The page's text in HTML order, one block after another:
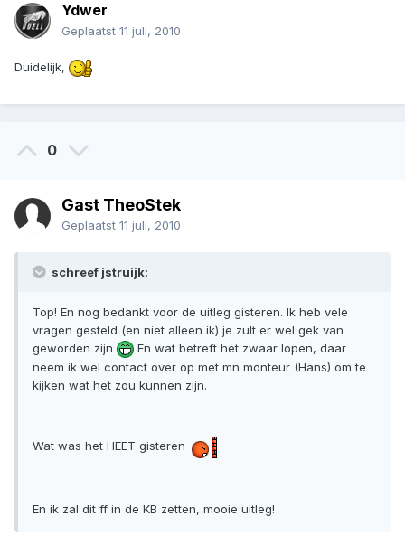
Ydwer
Geplaatst 11 juli, 2010
Duidelijk,
0
Gast TheoStek
Geplaatst 11 juli, 2010
schreef jstruijk:
Top! En nog bedankt voor de uitleg gisteren. Ik heb vele
vragen gesteld (en niet alleen ik) je zult er wel gek van
geworden zijn
En wat betreft het zwaar lopen, daar
neem ik wel contact over op met mn monteur (Hans) om te
kijken wat het zou kunnen zijn.
Wat was het HEET gisteren
En ik zal dit ff in de KB zetten, mooie uitleg!